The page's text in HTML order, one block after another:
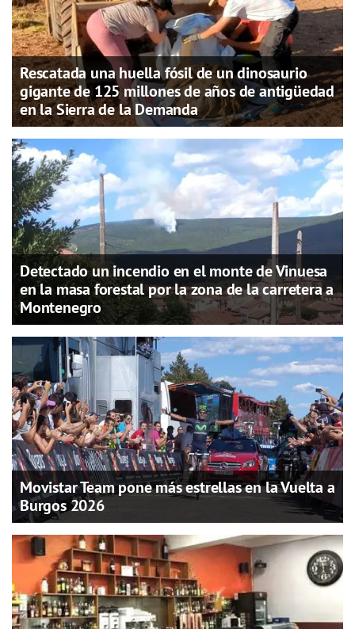
Rescatada una huella fósil de un dinosaurio
gigante de 125 millones de años de antigüedad
en la Sierra de la Demanda
Detectado un incendio en el monte de Vinuesa
en la masa forestal por la zona de la carretera a
Montenegro
Movistar Team pone más estrellas en la Vuelta a
Burgos 2026